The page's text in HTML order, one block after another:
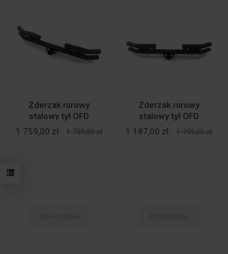
Zderzak rurowy
stalowy tył OFD
1 759,00 zł
1 759,00 zł
Zderzak rurowy
stalowy tył OFD
1 187,00 zł
1 759,00 zł